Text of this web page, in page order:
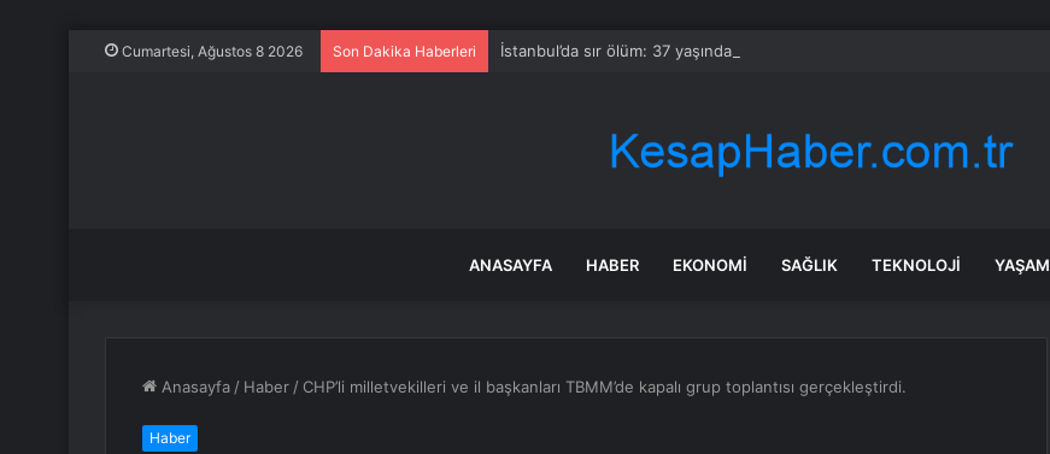
Cumartesi, Ağustos 8 2026 Son Dakika Haberleri İstanbul’da sır ölüm: 37 yaşındaki kadın savcının evinde ölü bulundu!
ANASAYFA HABER EKONOMI SAĞLIK TEKNOLOJI YAŞAM
Anasayfa / Haber / CHP’li milletvekilleri ve il başkanları TBMM’de kapalı grup toplantısı gerçekleştirdi.
Haber